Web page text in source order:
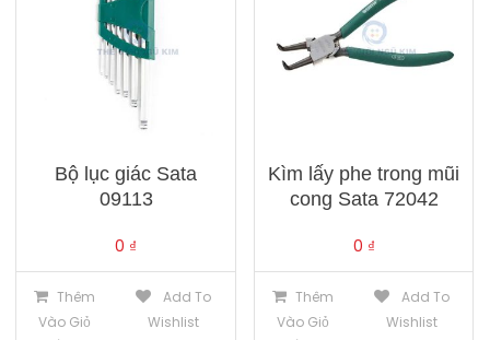
Bộ lục giác Sata
09113
0 ₫
Thêm
Vào Giỏ
Add To
Wishlist
Kìm lấy phe trong mũi
cong Sata 72042
0 ₫
Thêm
Vào Giỏ
Add To
Wishlist